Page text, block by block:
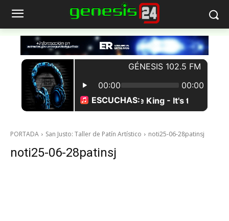
PORTADA San Justo: Taller de Patín Artístico noti25-06-28patinsj
noti25-06-28patinsj